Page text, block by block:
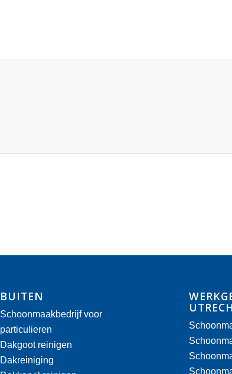
BUITEN
Schoonmaakbedrijf voor
particulieren
Dakgoot reinigen
Dakreiniging